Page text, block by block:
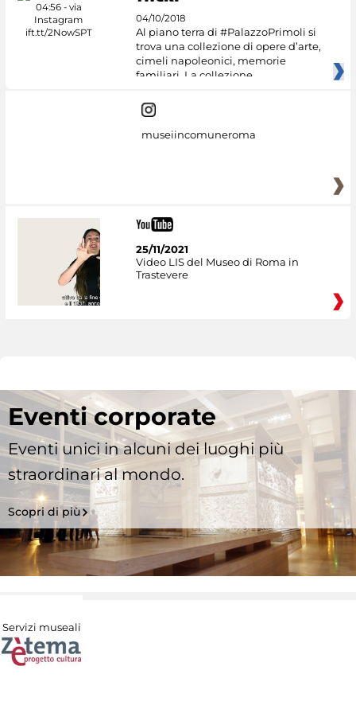
04/10/2018
Al piano terra di #PalazzoPrimoli si
trova una collezione di opere d’arte,
cimeli napoleonici, memorie
familiari. La collezione
museiincomuneroma
25/11/2021
Video LIS del Museo di Roma in
Trastevere
Eventi corporate
Eventi unici in alcuni dei luoghi più
straordinari al mondo.
Scopri di più
Servizi museali